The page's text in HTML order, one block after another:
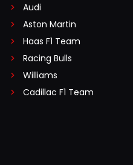
Audi
Aston Martin
Haas F1 Team
Racing Bulls
Williams
Cadillac F1 Team